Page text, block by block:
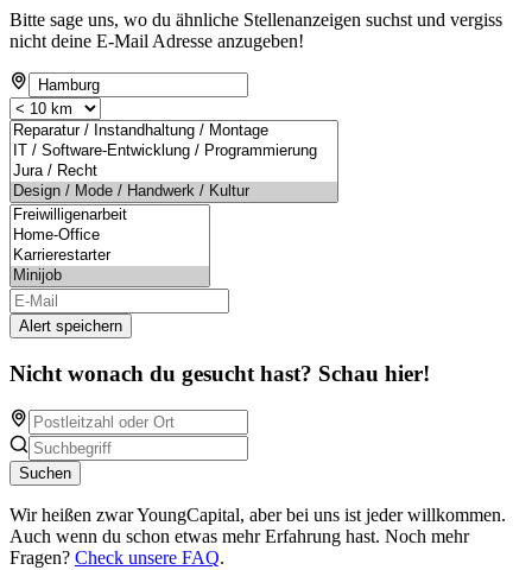
Bitte sage uns, wo du ähnliche Stellenanzeigen suchst und vergiss
nicht deine E-Mail Adresse anzugeben!
Alert speichern
Nicht wonach du gesucht hast? Schau hier!
Suchen
Wir heißen zwar YoungCapital, aber bei uns ist jeder willkommen.
Auch wenn du schon etwas mehr Erfahrung hast. Noch mehr
Fragen? Check unsere FAQ.